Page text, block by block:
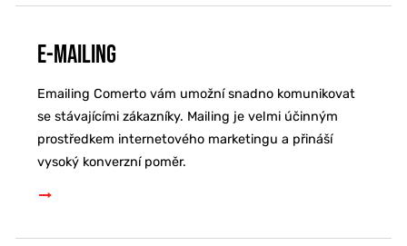
E-mailing
Emailing Comerto vám umožní snadno komunikovat
se stávajícími zákazníky. Mailing je velmi účinným
prostředkem internetového marketingu a přináší
vysoký konverzní poměr.